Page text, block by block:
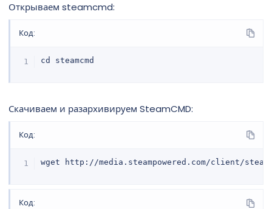
Открываем steamcmd:
Код:
cd steamcmd
Скачиваем и разархивируем SteamCMD:
Код:
wget http://media.steampowered.com/client/
Код: